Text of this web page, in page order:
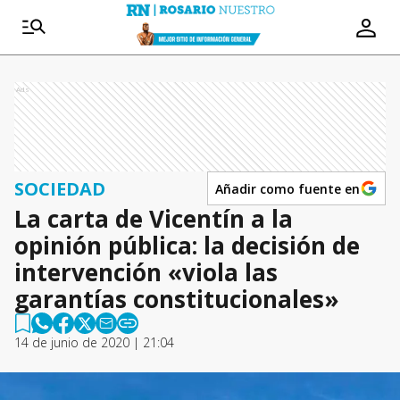
Ads
SOCIEDAD Añadir como fuente en
La carta de Vicentín a la
opinión pública: la decisión de
intervención «viola las
garantías constitucionales»
14 de junio de 2020 | 21:04